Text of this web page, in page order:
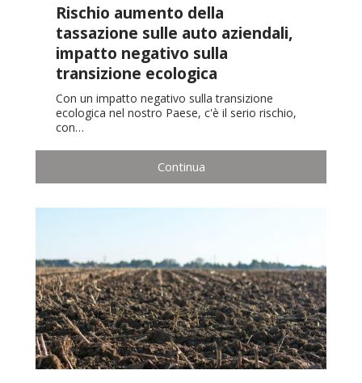
Rischio aumento della
tassazione sulle auto aziendali,
impatto negativo sulla
transizione ecologica
Con un impatto negativo sulla transizione
ecologica nel nostro Paese, c'è il serio rischio,
con…
Continua